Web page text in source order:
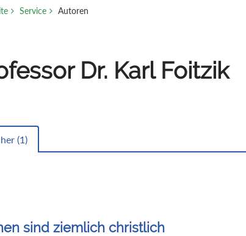
Service Autoren
Dr. Karl Foitzik
(1)
sind ziemlich christlich